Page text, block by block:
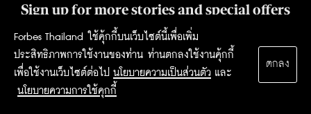
Forbes Thailand ใช้คุ้กกี้บนเว็บไซต์นี้เพื่อเพิ่ม
ประสิทธิภาพการใช้งานของท่าน ท่านตกลงใช้งานคุ้กกี้
เพื่อใช้งานเว็บไซต์ต่อไป นโยบายความเป็นส่วนตัว และ
นโยบายความการใช้คุกกี้
ตกลง
Sign up for more stories and special offers
from Forbes Thailand.
SUBSCRIBE